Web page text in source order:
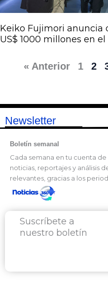
Keiko Fujimori anuncia
US$ 1000 millones en el
« Anterior 1 2
Newsletter
Boletín semanal
Cada semana en tu cuenta
noticias, reportajes y análisis
relevantes, gracias a los
Suscríbete a
nuestro boletín